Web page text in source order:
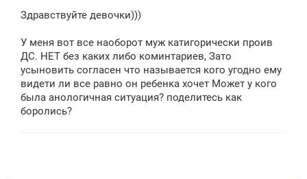
б
н
и
Здравствуйте девочки)))
У меня вот все наоборот муж катигорически проив
ДС. НЕТ без каких либо коминтариев, Зато
усыновить согласен что называется кого угодно ему
видети ли все равно он ребенка хочет Может у кого
была анологичная ситуация? поделитесь как
боролись?